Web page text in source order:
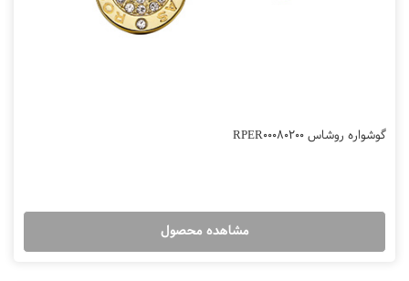
گوشواره روشاس RPER00080200
مشاهده محصول